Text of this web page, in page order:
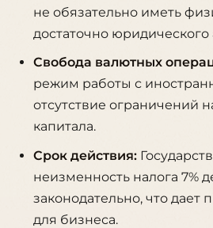
не обязательно иметь
достаточно юридического
Свобода валютных
режим работы с
отсутствие ограничений
капитала.
Срок действия:
неизменность налога 7%
законодательно, что дает
для бизнеса.